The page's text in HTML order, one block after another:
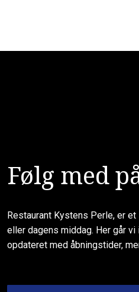
Følg med
​Restaurant Kystens Perle, er
eller dagens middag. Her går
opdateret med åbningstider,